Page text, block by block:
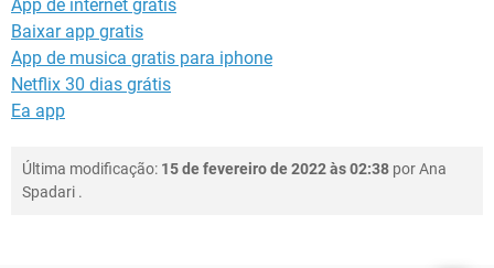
App de internet grátis
Baixar app gratis
App de musica gratis para iphone
Netflix 30 dias grátis
Ea app
Última modificação: 15 de fevereiro de 2022 às 02:38 porAna
Spadari .